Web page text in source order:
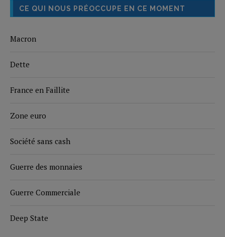
CE QUI NOUS PRÉOCCUPE EN CE MOMENT
Macron
Dette
France en Faillite
Zone euro
Société sans cash
Guerre des monnaies
Guerre Commerciale
Deep State